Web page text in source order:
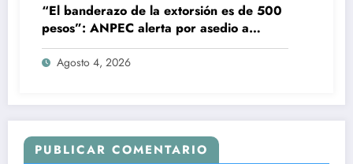
“El banderazo de la extorsión es de 500
pesos”: ANPEC alerta por asedio a
tienditas
Agosto 4, 2026
PUBLICAR COMENTARIO